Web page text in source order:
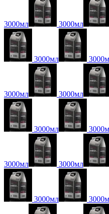
3000мл 3000мл
3000мл
3000мл 3000мл
3000мл
3000мл 3000мл
3000мл